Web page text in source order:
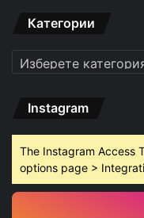
Категории
Категории
Instagram
The Instagram Access
options page >